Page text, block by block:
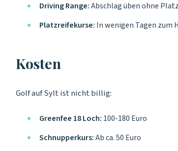
Driving Range:Abschlag üben ohne
Platzreifekurse: In wenigen Tagen zum
Kosten
Golf auf Sylt ist nicht billig:
Greenfee 18 Loch: 100-180 Euro
Schnupperkurs:Ab ca. 50 Euro